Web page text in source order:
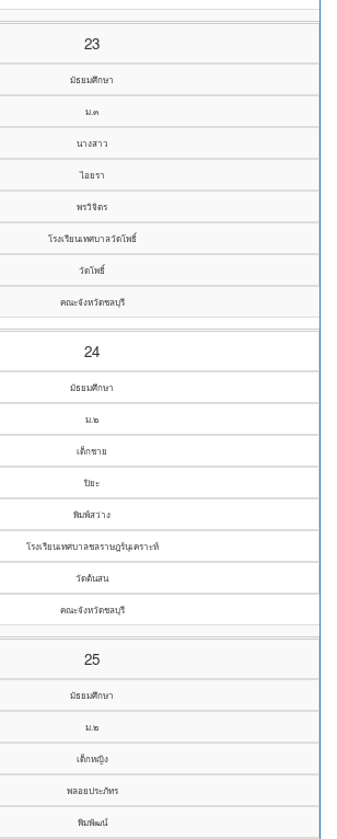
23
มัธยมศึกษา
ม.๓
นางสาว
ไอยรา
พรวิจิตร
โรงเรียนเทศบาลวัดโพธิ์
วัดโพธิ์
คณะจังหวัดชลบุรี
24
มัธยมศึกษา
ม.๒
เด็กชาย
ปิยะ
พิมพ์สว่าง
โรงเรียนเทศบาลชลราษฎร์นุเคราะห์
วัดต้นสน
คณะจังหวัดชลบุรี
25
มัธยมศึกษา
ม.๒
เด็กหญิง
พลอยประภัทร
พิมพัฒน์